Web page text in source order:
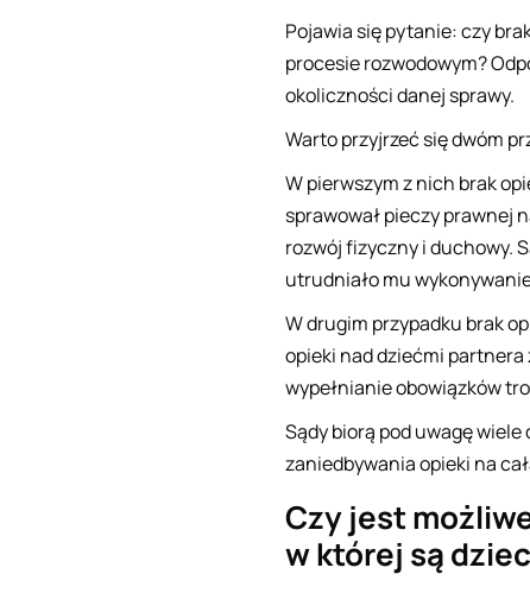
Pojawia się pytanie: czy
procesie rozwodowym?
okoliczności danej sprawy.
Warto przyjrzeć się dwóm
W pierwszym z nich brak
sprawował pieczy prawnej
rozwój fizyczny i duchowy.
utrudniało mu
W drugim przypadku brak
opieki nad dziećmi
wypełnianie obowiązków
Sądy biorą pod uwagę
zaniedbywania opieki na
Czy jest
w której są